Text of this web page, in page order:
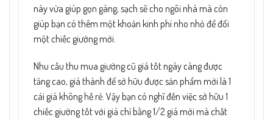
này vừa giúp gọn gàng, sạch sẽ cho ngôi nhà mà còn
giúp bạn có thêm một khoản kinh phí nho nhỏ để đổi
một chiếc giường mới.
Nhu cầu thu mua giường cũ giá tốt ngày càng được
tăng cao, giá thành để sở hữu được sản phẩm mới là 1
cái giá không hề rẻ. Vậy bạn có nghĩ đến việc sở hữu 1
chiếc giường tốt với giá chỉ bằng 1/2 giá mới mà chất